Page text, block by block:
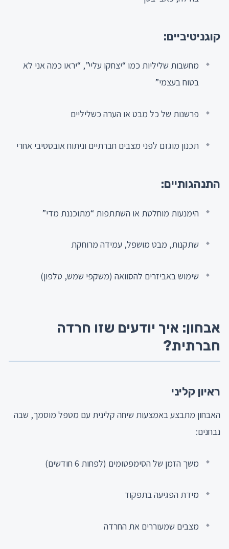
קוגניטיביים:
מחשבות שליליות כמו “יצחקו עליי”, “יראו כמה אני לא
בטוח בעצמי”
פרשנות של כל מבט או הערה כשליליים
תכנון מוגזם לפני מצבים חברתיים וניתוח אובססיבי אחרי
התנהגותיים:
הימנעות מוחלטת או השתתפות “מתוכננת מדי”
שתקנות, מבט מושפל, עמידה מרוחקת
שימוש באביזרים להסוואה (משקפי שמש, טלפון)
אבחון: איך יודעים שזו חרדה
חברתית?
ראיון קליני
האבחון מתבצע באמצעות שיחה קלינית עם מטפל מוסמך, שבה
נבחנים:
משך הזמן של הסימפטומים (לפחות 6 חודשים)
מידת הפגיעה בתפקוד
מצבים שמעוררים את החרדה